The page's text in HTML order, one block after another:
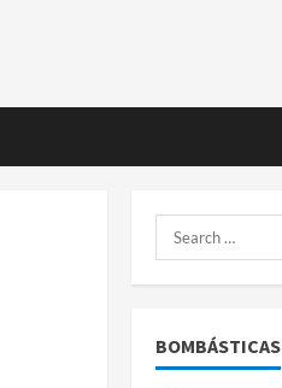
BOMBÁSTICAS